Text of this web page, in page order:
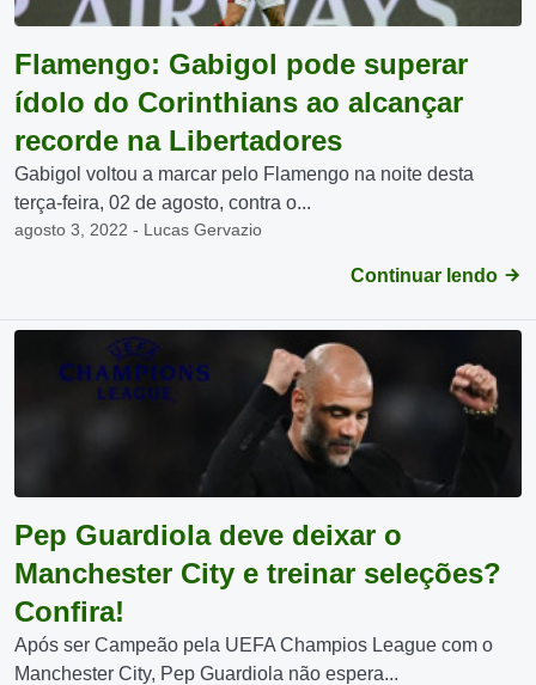
Flamengo: Gabigol pode superar
ídolo do Corinthians ao alcançar
recorde na Libertadores
Gabigol voltou a marcar pelo Flamengo na noite desta
terça-feira, 02 de agosto, contra o...
agosto 3, 2022 - Lucas Gervazio
Continuar lendo
Pep Guardiola deve deixar o
Manchester City e treinar seleções?
Confira!
Após ser Campeão pela UEFA Champios League com o
Manchester City, Pep Guardiola não espera...